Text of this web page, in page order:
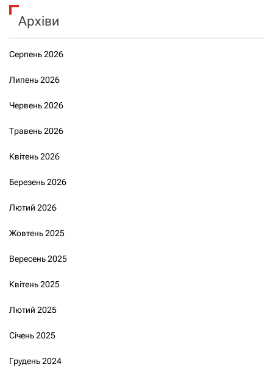
Архіви
Серпень 2026
Липень 2026
Червень 2026
Травень 2026
Квітень 2026
Березень 2026
Лютий 2026
Жовтень 2025
Вересень 2025
Квітень 2025
Лютий 2025
Січень 2025
Грудень 2024